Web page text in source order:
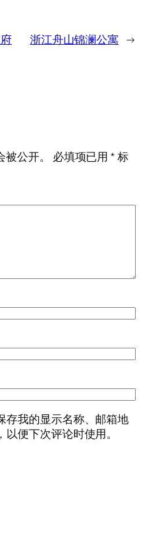
浙江舟山锦澜公寓 →
公开。
必填项已用*标
存我的显示名称、邮箱地
便下次评论时使用。